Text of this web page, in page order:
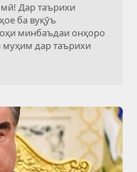
Дар таърихи
ба вуқӯъ
минбаъдаи онҳоро
дар таърихи